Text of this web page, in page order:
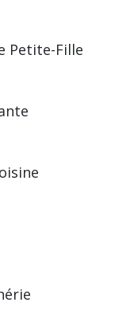
Petite-Fille